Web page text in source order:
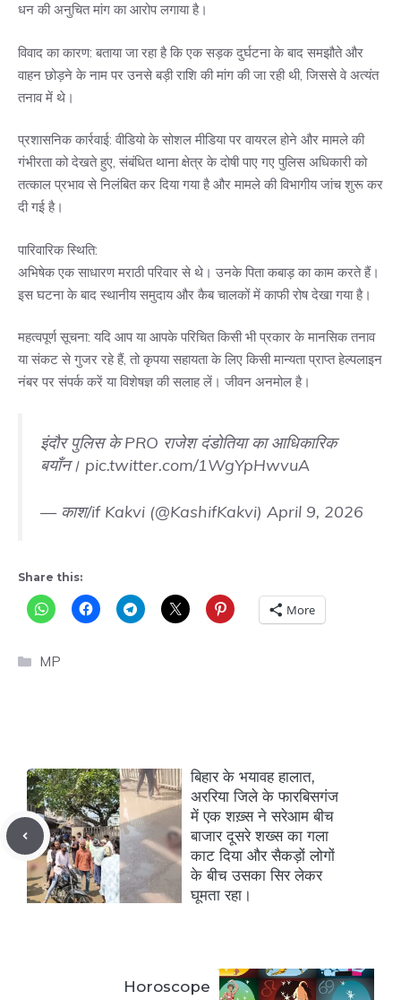
धन की अनुचित मांग का आरोप लगाया है।
विवाद का कारण: बताया जा रहा है कि एक सड़क दुर्घटना के बाद समझौते और
वाहन छोड़ने के नाम पर उनसे बड़ी राशि की मांग की जा रही थी, जिससे वे अत्यंत
तनाव में थे।
प्रशासनिक कार्रवाई: वीडियो के सोशल मीडिया पर वायरल होने और मामले की
गंभीरता को देखते हुए, संबंधित थाना क्षेत्र के दोषी पाए गए पुलिस अधिकारी को
तत्काल प्रभाव से निलंबित कर दिया गया है और मामले की विभागीय जांच शुरू कर
दी गई है।
पारिवारिक स्थिति:
अभिषेक एक साधारण मराठी परिवार से थे। उनके पिता कबाड़ का काम करते हैं।
इस घटना के बाद स्थानीय समुदाय और कैब चालकों में काफी रोष देखा गया है।
महत्वपूर्ण सूचना: यदि आप या आपके परिचित किसी भी प्रकार के मानसिक तनाव
या संकट से गुजर रहे हैं, तो कृपया सहायता के लिए किसी मान्यता प्राप्त हेल्पलाइन
नंबर पर संपर्क करें या विशेषज्ञ की सलाह लें। जीवन अनमोल है।
इंदौर पुलिस के PRO राजेश दंडोतिया का आधिकारिक
बयाँन। pic.twitter.com/1WgYpHwvuA
— काश/if Kakvi (@KashifKakvi) April 9, 2026
Share this:
More
Categories
MP
बिहार के भयावह हालात,
अररिया जिले के फारबिसगंज
में एक शख़्स ने सरेआम बीच
बाजार दूसरे शख्स का गला
काट दिया और सैकड़ों लोगों
के बीच उसका सिर लेकर
घूमता रहा।
Horoscope